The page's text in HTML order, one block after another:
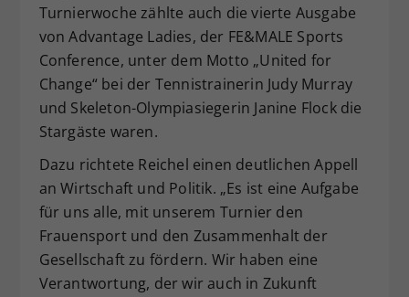
Turnierwoche zählte auch die vierte Ausgabe
von Advantage Ladies, der FE&MALE Sports
Conference, unter dem Motto „United for
Change“ bei der Tennistrainerin Judy Murray
und Skeleton-Olympiasiegerin Janine Flock die
Stargäste waren.
Dazu richtete Reichel einen deutlichen Appell
an Wirtschaft und Politik. „Es ist eine Aufgabe
für uns alle, mit unserem Turnier den
Frauensport und den Zusammenhalt der
Gesellschaft zu fördern. Wir haben eine
Verantwortung, der wir auch in Zukunft